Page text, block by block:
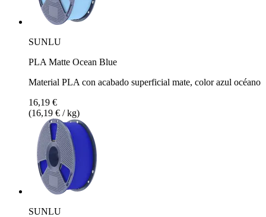
SUNLU
PLA Matte Ocean Blue
Material PLA con acabado superficial mate, color azul océano
16,19 €
(16,19 € / kg)
SUNLU